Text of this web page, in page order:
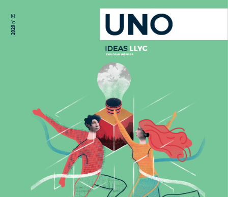
2020
nº
35